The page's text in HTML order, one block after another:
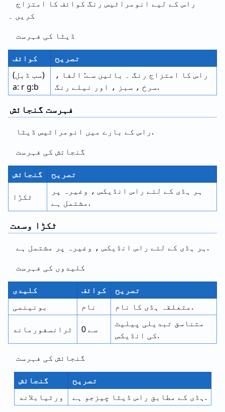
راس کے لیے انومراٹیس رنگ کوائف کا امتزاج
کریں ۔
ڈیٹا کی فہرست
کوائف
تصریح
(سب ڈبل)
a: r g:b
راس کا امتزاج رنگ ۔ بائیں سے: الفا ،
سرخ ، سبز ، اور نیلے رنگ.
فہرست گنجائش
راس کے بارے میں انومراٹیس ڈیٹا.
گنجائش کی فہرست
گنجائش تصریح
ٹکڑا
ہر ہڈی کے لئے راس انڈیکس ، وغیرہ پر
مشتمل ہے.
ٹکڑا وسعت
ہر ہڈی کے لئے راس انڈیکس ، وغیرہ پر مشتمل ہے.
کلیدوں کی فہرست
کلیدی کوائف
تصریح
بونینمی
نام متعلقہ ہڈی کا نام.
ٹرانسفورماند 0 سے
متناسق تبدیلی پیلیٹ
کی انڈیکس.
گنجائش کی فہرست
گنجائش
تصریح
ورٹیابلاند
ہڈی کے مطابق راس ڈیٹا چیزجو ہے.